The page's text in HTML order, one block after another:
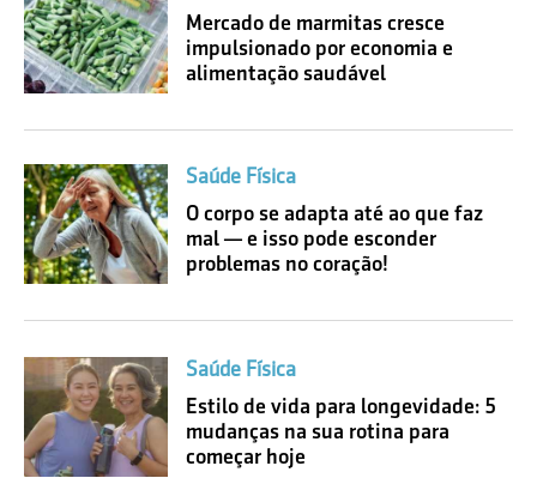
Mercado de marmitas cresce
impulsionado por economia e
alimentação saudável
Saúde Física
O corpo se adapta até ao que faz
mal — e isso pode esconder
problemas no coração!
Saúde Física
Estilo de vida para longevidade: 5
mudanças na sua rotina para
começar hoje